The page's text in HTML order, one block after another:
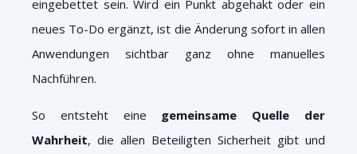
eingebettet sein. Wird ein Punkt abgehakt oder ein
neues To-Do ergänzt, ist die Änderung sofort in allen
Anwendungen sichtbar ganz ohne manuelles
Nachführen.
So entsteht eine gemeinsame Quelle der
Wahrheit, die allen Beteiligten Sicherheit gibt und